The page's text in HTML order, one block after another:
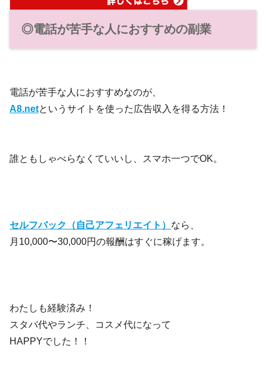
◎電話が苦手な人におすすめの副業
電話が苦手な人におすすめなのが、
A8.netというサイトを使った広告収入を得る方法！
誰ともしゃべらなくていいし、スマホ一つでOK。
セルフバック（自己アフェリエイト） なら、
月10,000〜30,000円の報酬はすぐに稼げます。
わたしも経験済み！
スタバ代やランチ、コスメ代になって
HAPPYでした！！